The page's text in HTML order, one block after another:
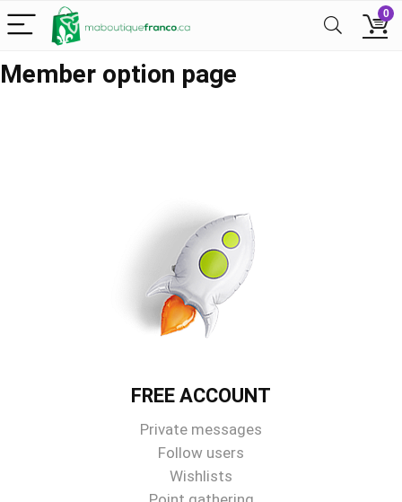
0
Member option page
FREE ACCOUNT
Private messages
Follow users
Wishlists